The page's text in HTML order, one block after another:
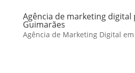
Agência de marketing digital
Guimarães
Agência de Marketing Digital